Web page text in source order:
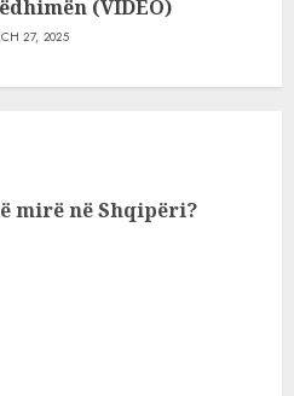
(VIDEO)
27, 2025
mirë në Shqipëri?